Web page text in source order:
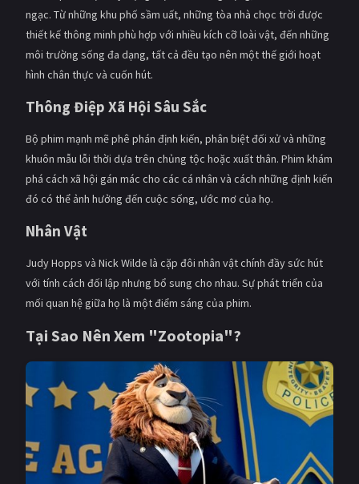
ngạc. Từ những khu phố sầm uất, những tòa nhà chọc trời được
thiết kế thông minh phù hợp với nhiều kích cỡ loài vật, đến những
môi trường sống đa dạng, tất cả đều tạo nên một thế giới hoạt
hình chân thực và cuốn hút.
Thông Điệp Xã Hội Sâu Sắc
Bộ phim mạnh mẽ phê phán định kiến, phân biệt đối xử và những
khuôn mẫu lỗi thời dựa trên chủng tộc hoặc xuất thân. Phim khám
phá cách xã hội gán mác cho các cá nhân và cách những định kiến
đó có thể ảnh hưởng đến cuộc sống, ước mơ của họ.
Nhân Vật
Judy Hopps và Nick Wilde là cặp đôi nhân vật chính đầy sức hút
với tính cách đối lập nhưng bổ sung cho nhau. Sự phát triển của
mối quan hệ giữa họ là một điểm sáng của phim.
Tại Sao Nên Xem "Zootopia"?